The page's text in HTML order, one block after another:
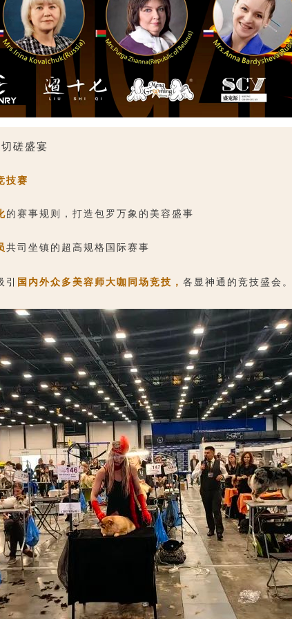
磋盛宴
技赛
的赛事规则，打造包罗万象的美容盛事
共司坐镇的超高规格国际赛事
引 国内外众多美容师大咖同场竞技， 各显神通的竞技盛会